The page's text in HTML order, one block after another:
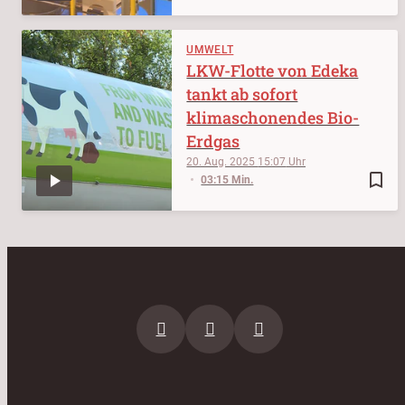
UMWELT
bookmark_border
20. Aug. 2025 15:07
03:15 Min.
LKW-Flotte von Edeka
tankt ab sofort
klimaschonendes Bio-
Erdgas